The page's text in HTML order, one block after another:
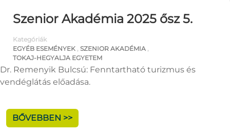
Szenior Akadémia 2025 ősz 5.
Kategóriák
EGYÉB ESEMÉNYEK , SZENIOR AKADÉMIA ,
TOKAJ-HEGYALJA EGYETEM
Dr. Remenyik Bulcsú: Fenntartható turizmus és
vendéglátás előadása.
BŐVEBBEN >>